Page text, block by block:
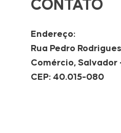
CONTATO
Endereço:
Rua Pedro
Comércio, Salvador
CEP: 40.015-080